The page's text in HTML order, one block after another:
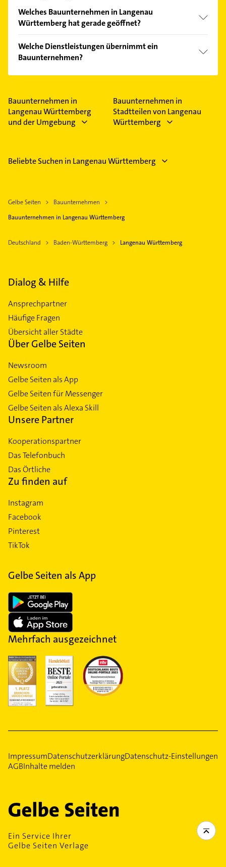
Welches Bauunternehmen in Langenau
Württemberg hat gerade geöffnet?
Bitte beachten Sie, dass diese an Sonn- und
Feiertagen abweichen können.
Welche Dienstleistungen übernimmt ein
Bauunternehmen?
Folgende Leistungen werden angeboten: Abbruch-
Planung und Rohbauarbeiten und Wohnhaus.
Bauunternehmen in
Langenau Württemberg
und der Umgebung
Bauunternehmen in
Stadtteilen von Langenau
Württemberg
Beliebte Suchen in Langenau Württemberg
Gelbe Seiten
Bauunternehmen
Bauunternehmen in Langenau Württemberg
Deutschland Baden-Württemberg Langenau Württemberg
Dialog & Hilfe
Ansprechpartner
Häufige Fragen
Übersicht aller Städte
Über Gelbe Seiten
Newsroom
Gelbe Seiten als App
Gelbe Seiten für Messenger
Gelbe Seiten als Alexa Skill
Unsere Partner
Kooperationspartner
Das Telefonbuch
Das Örtliche
Zu finden auf
Instagram
Facebook
Pinterest
TikTok
Gelbe Seiten als App
Mehrfach ausgezeichnet
ImpressumDatenschutzerklärungDatenschutz-Einstellungen
AGBInhalte melden
Ein Service Ihrer
Gelbe Seiten Verlage